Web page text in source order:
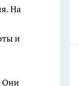
На
и
Они